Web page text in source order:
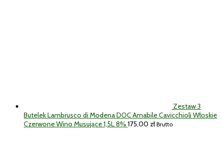
Zestaw 3
Butelek Lambrusco di Modena DOC Amabile Cavicchioli Włoskie
Czerwone Wino Musujące 1,5L 8% 175,00 zł Brutto